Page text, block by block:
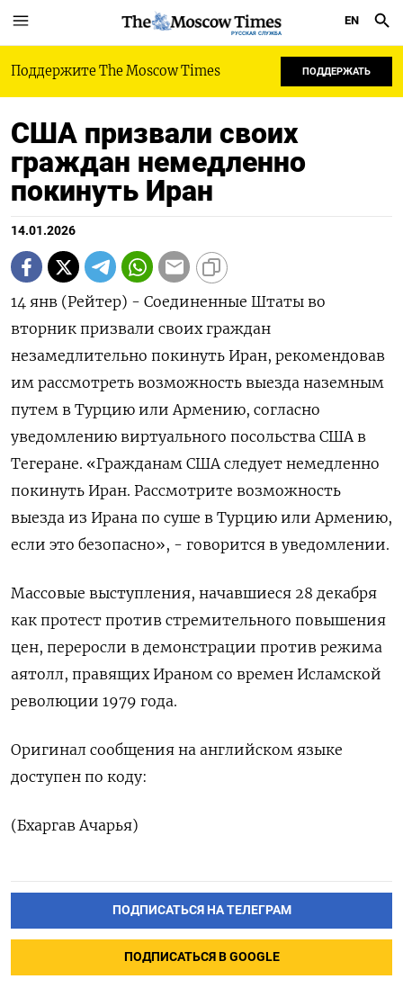
РУССКАЯ СЛУЖБА
EN
Поддержите The Moscow Times ПОДДЕРЖАТЬ
США призвали своих
граждан немедленно
покинуть Иран
14.01.2026
14 янв (Рейтер) - Соединенные Штаты во
вторник призвали своих ⁠граждан
незамедлительно покинуть Иран, рекомендовав
им рассмотреть возможность ⁠выезда наземным ​
путем в ⁠Турцию или Армению, согласно
уведомлению ⁠виртуального посольства США в
Тегеране. «‌Гражданам США ‍следует немедленно
покинуть ‌Иран. Рассмотрите возможность
выезда из ​Ирана по суше в Турцию или ⁠Армению,
если это ‍безопасно», - говорится в уведомлении.
Массовые ‌выступления, начавшиеся 28 декабря
как протест против стремительного повышения
цен, переросли в демонстрации против режима
‍аятолл, ‍правящих Ираном со времен Исламской
революции ‍1979 года.
Оригинал сообщения на английском языке
⁠доступен по коду:
(Бхаргав Ачарья)
ПОДПИСАТЬСЯ НА ТЕЛЕГРАМ
ПОДПИСАТЬСЯ В GOOGLE